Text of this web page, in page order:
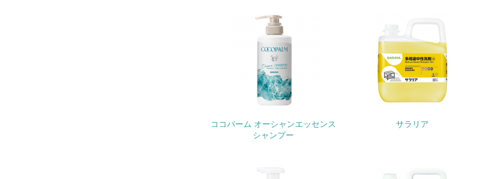
<L1> グリーン購入の取り組み方針を有し、グリーン
<L2> 購入している製品・サービスの量と種類を把握し
非該当（包装・物流を必要とする業務を行っていない）
15. <L1> 環境負荷ができるだけ小さい包装・梱包を行って
ココパーム オーシャンエッセンス
シャンプー
サラリア